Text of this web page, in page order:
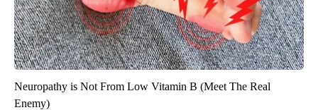
Neuropathy is Not From Low Vitamin B (Meet The Real
Enemy)